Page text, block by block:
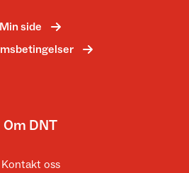
Min side
Om DNT
Kontakt oss